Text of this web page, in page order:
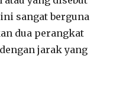
sangat berguna
dua perangkat
jarak yang